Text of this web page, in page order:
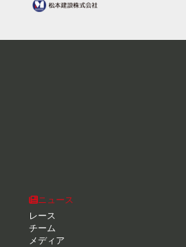
ニュース
レース
チーム
メディア